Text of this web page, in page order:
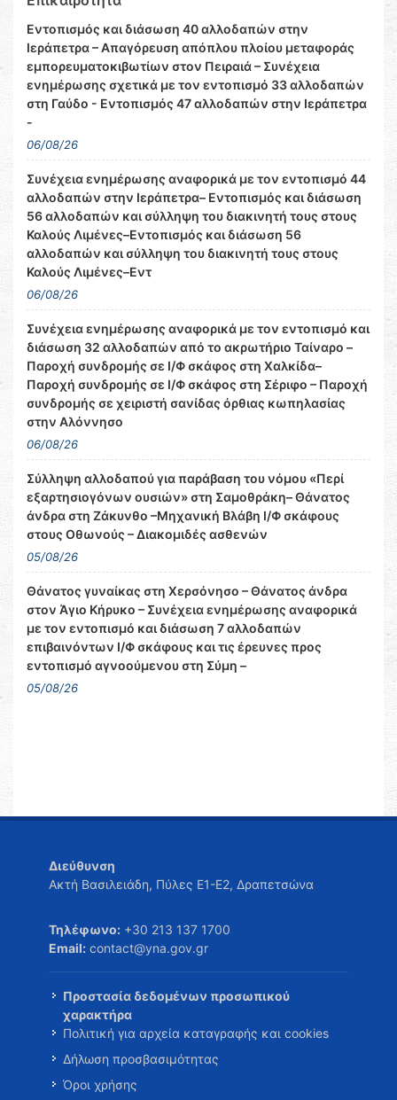
Εντοπισμός και διάσωση 40 αλλοδαπών στην
Ιεράπετρα – Απαγόρευση απόπλου πλοίου μεταφοράς
εμπορευματοκιβωτίων στον Πειραιά – Συνέχεια
ενημέρωσης σχετικά με τον εντοπισμό 33 αλλοδαπών
στη Γαύδο - Εντοπισμός 47 αλλοδαπών στην Ιεράπετρα
-
06/08/26
Συνέχεια ενημέρωσης αναφορικά με τον εντοπισμό 44
αλλοδαπών στην Ιεράπετρα– Εντοπισμός και διάσωση
56 αλλοδαπών και σύλληψη του διακινητή τους στους
Καλούς Λιμένες–Εντοπισμός και διάσωση 56
αλλοδαπών και σύλληψη του διακινητή τους στους
Καλούς Λιμένες–Εντ
06/08/26
Συνέχεια ενημέρωσης αναφορικά με τον εντοπισμό και
διάσωση 32 αλλοδαπών από το ακρωτήριο Ταίναρο –
Παροχή συνδρομής σε Ι/Φ σκάφος στη Χαλκίδα–
Παροχή συνδρομής σε Ι/Φ σκάφος στη Σέριφο – Παροχή
συνδρομής σε χειριστή σανίδας όρθιας κωπηλασίας
στην Αλόννησο
06/08/26
Σύλληψη αλλοδαπού για παράβαση του νόμου «Περί
εξαρτησιογόνων ουσιών» στη Σαμοθράκη– Θάνατος
άνδρα στη Ζάκυνθο –Μηχανική Βλάβη Ι/Φ σκάφους
στους Οθωνούς – Διακομιδές ασθενών
05/08/26
Θάνατος γυναίκας στη Χερσόνησο – Θάνατος άνδρα
στον Άγιο Κήρυκο – Συνέχεια ενημέρωσης αναφορικά
με τον εντοπισμό και διάσωση 7 αλλοδαπών
επιβαινόντων Ι/Φ σκάφους και τις έρευνες προς
εντοπισμό αγνοούμενου στη Σύμη –
05/08/26
Διεύθυνση
Ακτή Βασιλειάδη, Πύλες Ε1-Ε2, Δραπετσώνα
Τηλέφωνο: +30 213 137 1700
Email: contact@yna.gov.gr
Προστασία δεδομένων προσωπικού
χαρακτήρα
Πολιτική για αρχεία καταγραφής και cookies
Δήλωση προσβασιμότητας
Όροι χρήσης